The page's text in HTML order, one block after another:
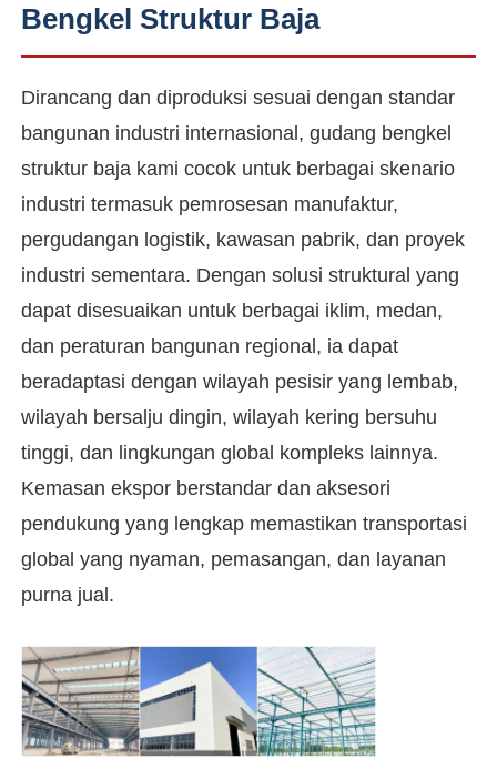
Rumah
Produk
Tentang kita
Wisata pabrik
Kontrol kualitas
Bengkel Struktur Baja
Dirancang dan diproduksi sesuai dengan standar
bangunan industri internasional, gudang bengkel
struktur baja kami cocok untuk berbagai skenario
industri termasuk pemrosesan manufaktur,
pergudangan logistik, kawasan pabrik, dan proyek
industri sementara. Dengan solusi struktural yang
dapat disesuaikan untuk berbagai iklim, medan,
dan peraturan bangunan regional, ia dapat
beradaptasi dengan wilayah pesisir yang lembab,
wilayah bersalju dingin, wilayah kering bersuhu
tinggi, dan lingkungan global kompleks lainnya.
Kemasan ekspor berstandar dan aksesori
pendukung yang lengkap memastikan transportasi
global yang nyaman, pemasangan, dan layanan
purna jual.